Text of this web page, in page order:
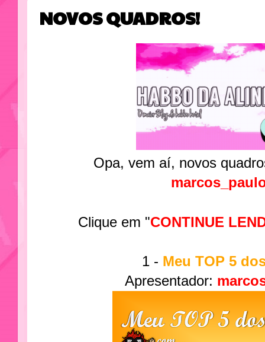
NOVOS QUADROS!
Opa, vem aí, novos
Clique em "CONTINUE
1 - Meu TOP 5
Apresentador: